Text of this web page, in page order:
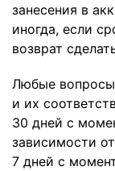
занесения в
иногда, если
возврат
Любые вопросы
и их
30 дней с
зависимости
7 дней с